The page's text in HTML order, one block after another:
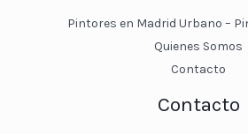
Pintores en Madrid Urbano –
Quienes Somos
Contacto
Contacto